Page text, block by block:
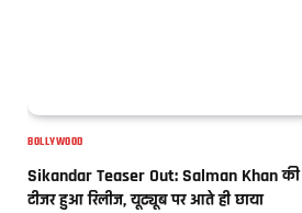
BOLLYWOOD
Sikandar Teaser Out: Salman Khan
टीजर हुआ रिलीज, यूट्यूब पर आते ही छाया